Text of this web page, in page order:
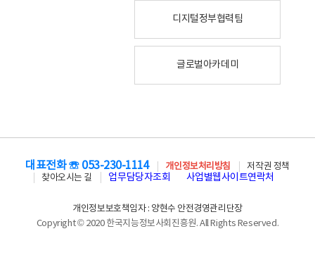
디지털정부협력팀
글로벌아카데미
대표전화 ☏ 053-230-1114 개인정보처리방침
저작권 정책
찾아오시는 길
업무담당자조회 사업별웹사이트연락처
개인정보보호책임자 : 양현수 안전경영관리단장
Copyright © 2020 한국지능정보사회진흥원. All Rights Reserved.